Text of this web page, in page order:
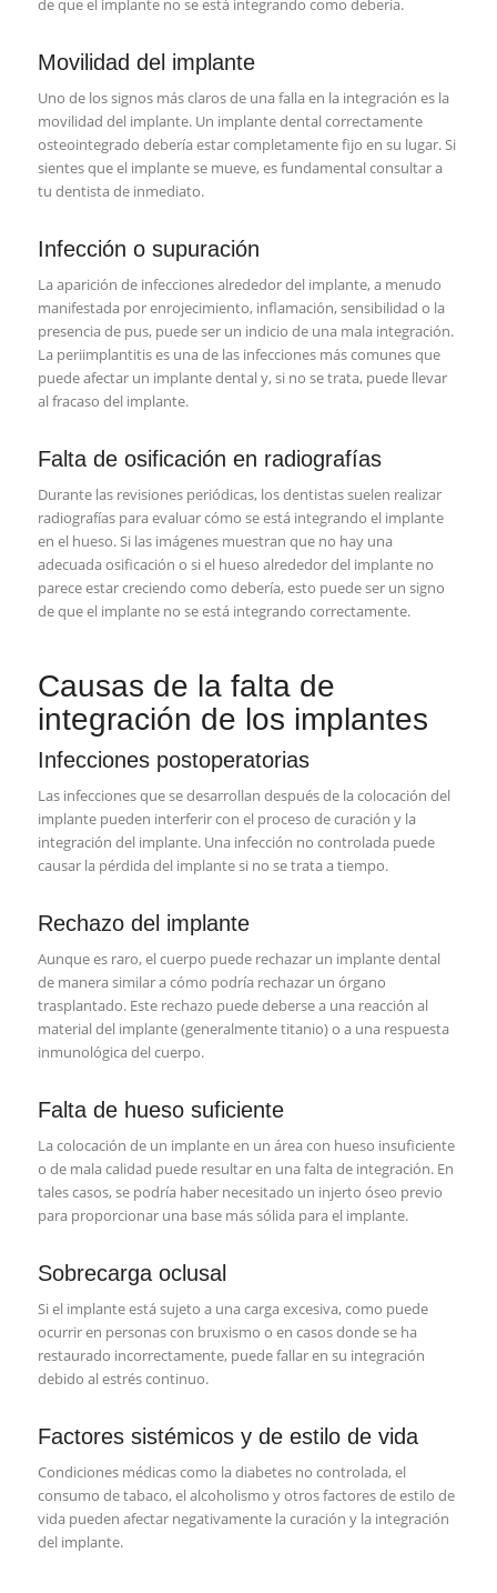
de que el implante no se está integrando como debería.
Movilidad del implante
Uno de los signos más claros de una falla en la integración es la
movilidad del implante. Un implante dental correctamente
osteointegrado debería estar completamente fijo en su lugar. Si
sientes que el implante se mueve, es fundamental consultar a
tu dentista de inmediato.
Infección o supuración
La aparición de infecciones alrededor del implante, a menudo
manifestada por enrojecimiento, inflamación, sensibilidad o la
presencia de pus, puede ser un indicio de una mala integración.
La periimplantitis es una de las infecciones más comunes que
puede afectar un implante dental y, si no se trata, puede llevar
al fracaso del implante.
Falta de osificación en radiografías
Durante las revisiones periódicas, los dentistas suelen realizar
radiografías para evaluar cómo se está integrando el implante
en el hueso. Si las imágenes muestran que no hay una
adecuada osificación o si el hueso alrededor del implante no
parece estar creciendo como debería, esto puede ser un signo
de que el implante no se está integrando correctamente.
Causas de la falta de
integración de los implantes
Infecciones postoperatorias
Las infecciones que se desarrollan después de la colocación del
implante pueden interferir con el proceso de curación y la
integración del implante. Una infección no controlada puede
causar la pérdida del implante si no se trata a tiempo.
Rechazo del implante
Aunque es raro, el cuerpo puede rechazar un implante dental
de manera similar a cómo podría rechazar un órgano
trasplantado. Este rechazo puede deberse a una reacción al
material del implante (generalmente titanio) o a una respuesta
inmunológica del cuerpo.
Falta de hueso suficiente
La colocación de un implante en un área con hueso insuficiente
o de mala calidad puede resultar en una falta de integración. En
tales casos, se podría haber necesitado un injerto óseo previo
para proporcionar una base más sólida para el implante.
Sobrecarga oclusal
Si el implante está sujeto a una carga excesiva, como puede
ocurrir en personas con bruxismo o en casos donde se ha
restaurado incorrectamente, puede fallar en su integración
debido al estrés continuo.
Factores sistémicos y de estilo de vida
Condiciones médicas como la diabetes no controlada, el
consumo de tabaco, el alcoholismo y otros factores de estilo de
vida pueden afectar negativamente la curación y la integración
del implante.